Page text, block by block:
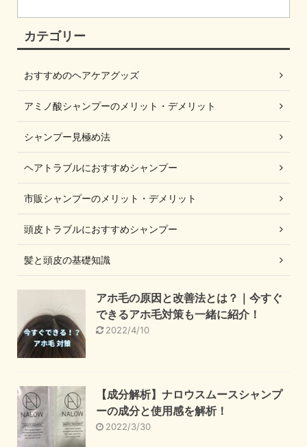
カテゴリー
おすすめのヘアケアグッズ
アミノ酸シャンプーのメリット・デメリット
シャンプー見極め法
ヘアトラブルにおすすめシャンプー
市販シャンプーのメリット・デメリット
頭皮トラブルにおすすめシャンプー
髪と頭皮の基礎知識
アホ毛の原因と改善法とは？｜今すぐ
できるアホ毛対策も一緒に紹介！
2022/4/10
【成分解析】ナロウスムースシャンプ
ーの成分と使用感を解析！
2022/3/30